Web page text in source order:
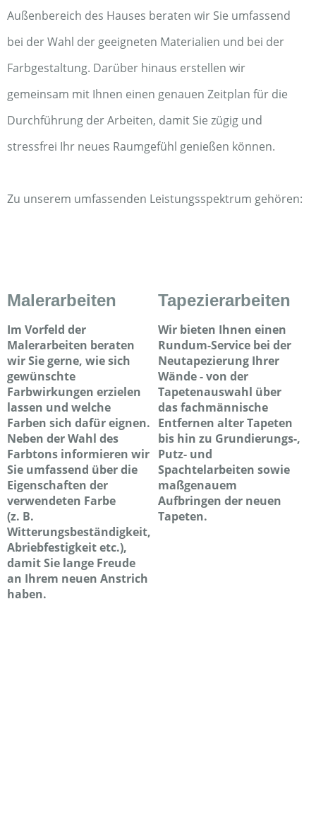
Außenbereich des Hauses beraten wir Sie umfassend
bei der Wahl der geeigneten Materialien und bei der
Farbgestaltung. Darüber hinaus erstellen wir
gemeinsam mit Ihnen einen genauen Zeitplan für die
Durchführung der Arbeiten, damit Sie zügig und
stressfrei Ihr neues Raumgefühl genießen können.
Zu unserem umfassenden Leistungsspektrum gehören:
Malerarbeiten
Im Vorfeld der
Malerarbeiten beraten
wir Sie gerne, wie sich
gewünschte
Farbwirkungen erzielen
lassen und welche
Farben sich dafür eignen.
Neben der Wahl des
Farbtons informieren wir
Sie umfassend über die
Eigenschaften der
verwendeten Farbe
(z. B.
Witterungsbeständigkeit,
Abriebfestigkeit etc.),
damit Sie lange Freude
an Ihrem neuen Anstrich
haben.
Tapezierarbeiten
Wir bieten Ihnen einen
Rundum-Service bei der
Neutapezierung Ihrer
Wände - von der
Tapetenauswahl über
das fachmännische
Entfernen alter Tapeten
bis hin zu Grundierungs-,
Putz- und
Spachtelarbeiten sowie
maßgenauem
Aufbringen der neuen
Tapeten.